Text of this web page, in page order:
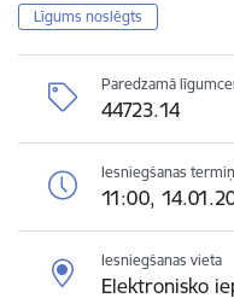
Līgums noslēgts
Paredzamā
44723.14
Iesniegšanas
11:00,
Iesniegšanas vieta
Elektronisko